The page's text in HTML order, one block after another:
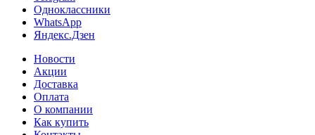
Одноклассники
WhatsApp
Яндекс.Дзен
Новости
Акции
Доставка
Оплата
О компании
Как купить